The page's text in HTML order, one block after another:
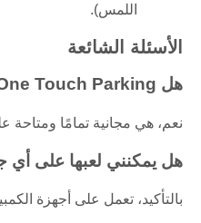
اللمس).
الأسئلة الشائعة
هل One Touch Parking مجانية للعب؟
نعم، هي مجانية تمامًا ومتاحة
هل يمكنني لعبها على أي
بالتأكيد، تعمل على أجهزة